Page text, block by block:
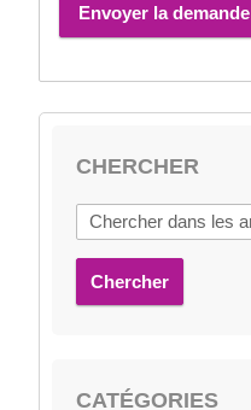
Envoyer la demande
CHERCHER
Chercher
CATÉGORIES